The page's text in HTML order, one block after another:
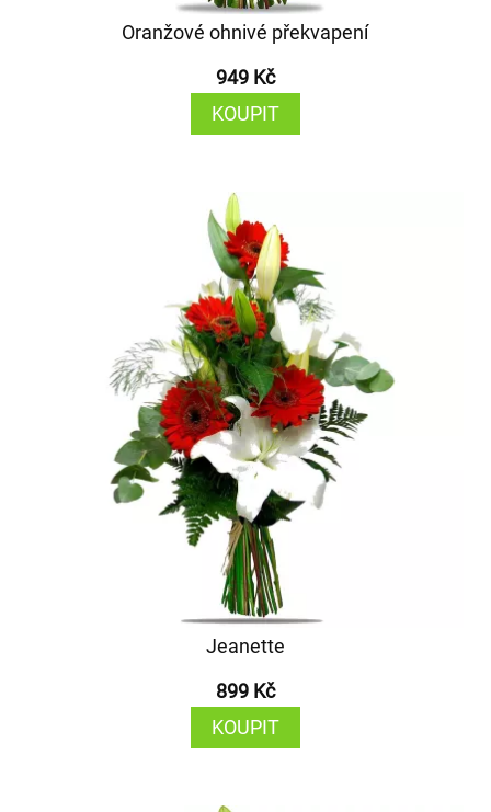
Oranžové ohnivé překvapení
949 Kč
KOUPIT
Jeanette
899 Kč
KOUPIT